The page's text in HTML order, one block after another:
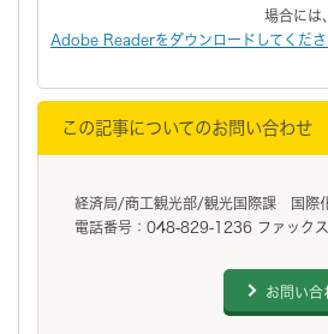
場合には、
Adobe Readerをダウンロードしてくださ
この記事についてのお問い合わせ
経済局/商工観光部/観光国際課 国際
電話番号：048-829-1236 ファック
お問い合